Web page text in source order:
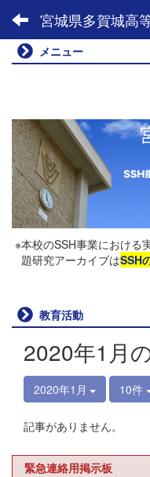
宮城県多賀城高
メニュー
※本校のSSH事業における
題研究アーカイブはSSH
教育活動
2020年1月
2020年1月 10件
記事がありません。
緊急連絡用掲示板